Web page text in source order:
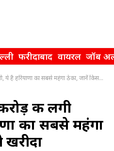
फरीदाबाद वायरल जॉब
हरियाणा का सबसे महंगा ठेका, जानें किसने खरीदा
की लगी
का सबसे महंगा